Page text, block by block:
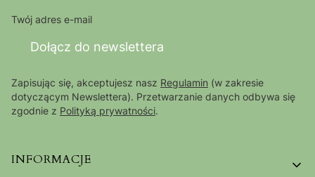
Twój adres e-mail
Dołącz do newslettera
Zapisując się, akceptujesz nasz Regulamin (w zakresie
dotyczącym Newslettera). Przetwarzanie danych odbywa się
zgodnie z Polityką prywatności.
Linki w stopce
INFORMACJE